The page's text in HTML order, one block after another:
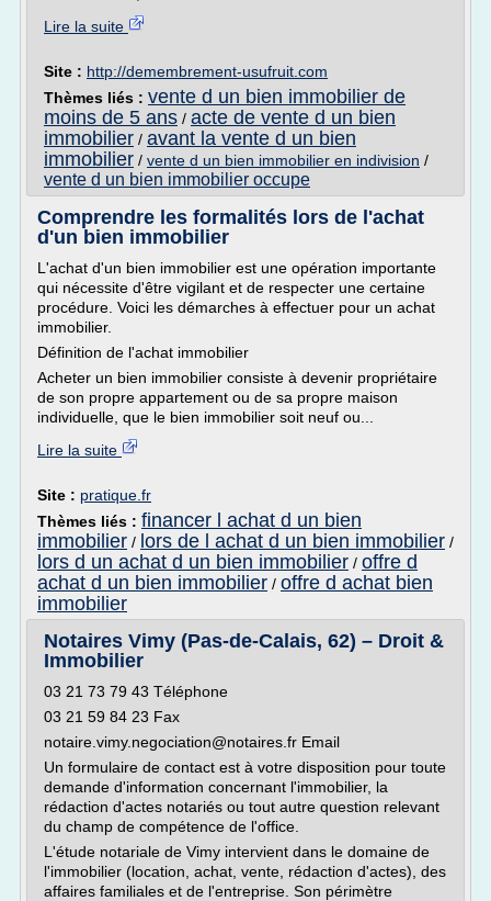
Lire la suite
Site : http://demembrement-usufruit.com
Thèmes liés : vente d un bien immobilier de
moins de 5 ans / acte de vente d un bien
immobilier / avant la vente d un bien
immobilier / vente d un bien immobilier en indivision /
vente d un bien immobilier occupe
Comprendre les formalités lors de l'achat
d'un bien immobilier
L'achat d'un bien immobilier est une opération importante
qui nécessite d'être vigilant et de respecter une certaine
procédure. Voici les démarches à effectuer pour un achat
immobilier.
Définition de l'achat immobilier
Acheter un bien immobilier consiste à devenir propriétaire
de son propre appartement ou de sa propre maison
individuelle, que le bien immobilier soit neuf ou...
Lire la suite
Site : pratique.fr
Thèmes liés : financer l achat d un bien
immobilier / lors de l achat d un bien immobilier /
lors d un achat d un bien immobilier / offre d
achat d un bien immobilier / offre d achat bien
immobilier
Notaires Vimy (Pas-de-Calais, 62) – Droit &
Immobilier
03 21 73 79 43 Téléphone
03 21 59 84 23 Fax
notaire.vimy.negociation@notaires.fr Email
Un formulaire de contact est à votre disposition pour toute
demande d'information concernant l'immobilier, la
rédaction d'actes notariés ou tout autre question relevant
du champ de compétence de l'office.
L'étude notariale de Vimy intervient dans le domaine de
l'immobilier (location, achat, vente, rédaction d'actes), des
affaires familiales et de l'entreprise. Son périmètre